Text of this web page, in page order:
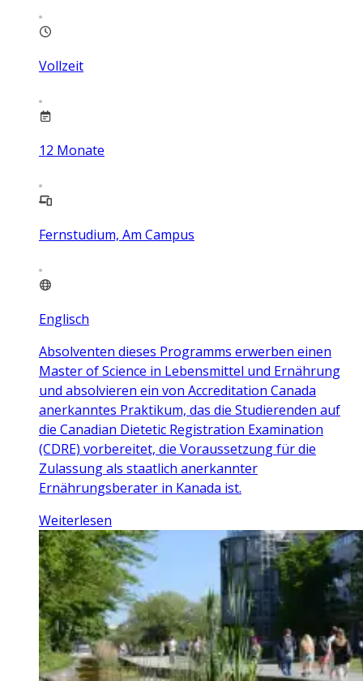
Vollzeit
12 Monate
Fernstudium, Am Campus
Englisch
Absolventen dieses Programms erwerben einen
Master of Science in Lebensmittel und Ernährung
und absolvieren ein von Accreditation Canada
anerkanntes Praktikum, das die Studierenden auf
die Canadian Dietetic Registration Examination
(CDRE) vorbereitet, die Voraussetzung für die
Zulassung als staatlich anerkannter
Ernährungsberater in Kanada ist.
Weiterlesen